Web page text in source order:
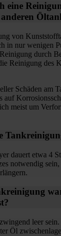
eine
von
in nur wenigen
durch
Reinigung des
Schäden am
auf
meist um
dauert etwa 4
notwendig
leer
Öl